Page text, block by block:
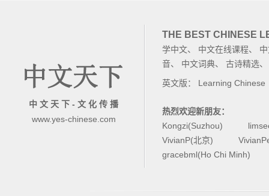
中 文 天 下 - 文 化 传 播
www.yes-chinese.com
THE BEST CHINESE
学中文、 中文在线课程、
音、 中文词典、 古诗精选
英文版： Learning Chinese
热烈欢迎新朋友：
Kongzi(Suzhou)
VivianP(北京)
gracebml(Ho Chi Minh)